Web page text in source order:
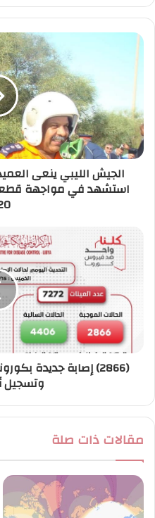
ر
د
ل
ك
ت
ر
الجيش الليبي ينعى
استشهد في مواجهة قطعان
وتسجيل
مقالات ذات صلة